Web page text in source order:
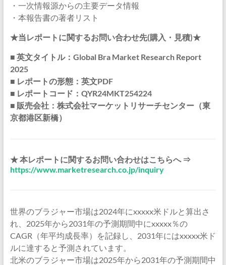
・一次情報源からの主要データ情報
・本報告書の著者リスト
★当レポートに関するお問い合わせ先(購入・見積)★
■ 英文タイトル：Global Bra Market Research Report
2025
■ レポートの形態：英文PDF
■ レポートコード：QYR24MKT254224
■ 販売会社：株式会社マーケットリサーチセンター（東
京都港区新橋）
★ 本レポートに関するお問い合わせはこちらへ ⇒
https://www.marketresearch.co.jp/inquiry
世界のブラジャー市場は2024年にxxxxx米ドルと算出さ
れ、2025年から2031年の予測期間中にxxxxx％の
CAGR（年平均成長率）を記録し、2031年にはxxxxx米ド
ルに達すると予測されています。
北米のブラジャー市場は2025年から2031年の予測期間中